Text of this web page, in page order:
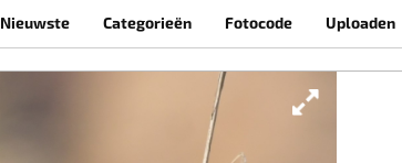
Nieuwste Categorieën Fotocode Uploaden